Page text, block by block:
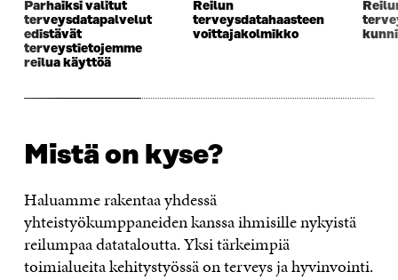
Parhaiksi valitut
terveysdatapalvelut
edistävät
terveystietojemme
reilua käyttöä
Reilun
terveysdatahaasteen
voittajakolmikko
Mistä on kyse?
Haluamme rakentaa yhdessä
yhteistyökumppaneiden kanssa ihmisille nykyistä
reilumpaa datataloutta. Yksi tärkeimpiä
toimialueita kehitystyössä on terveys ja hyvinvointi.